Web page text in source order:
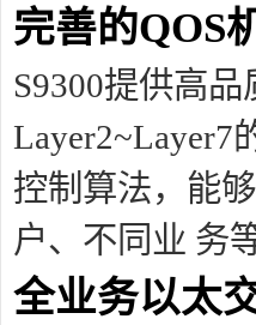
完善的QOS
S9300提供高
Layer2~Layer7
控制算法，能
户、不同业 务
全业务以太